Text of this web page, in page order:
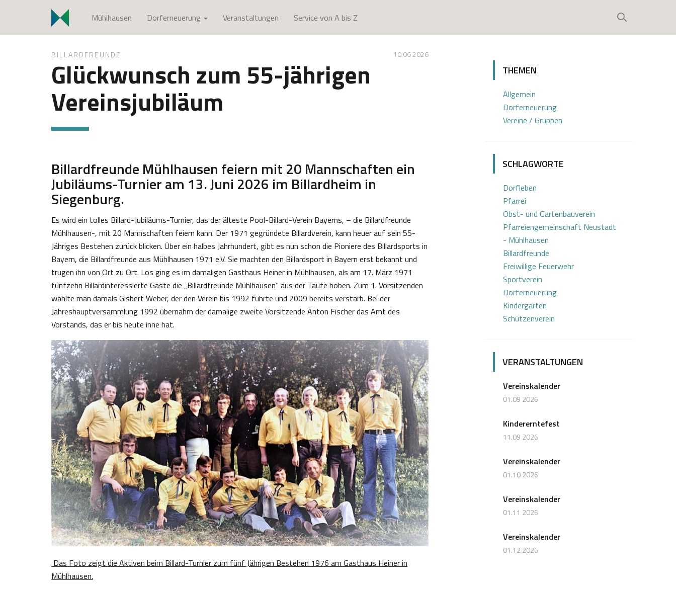
i
Mühlhausen Dorferneuerung Veranstaltungen Service von A bis Z
BILLARDFREUNDE 10.06 2026
Glückwunsch zum 55-jährigen
Vereinsjubiläum
Billardfreunde Mühlhausen feiern mit 20 Mannschaften ein
Jubiläums-Turnier am 13. Juni 2026 im Billardheim in
Siegenburg.
Es wird ein tolles Billard-Jubiläums-Turnier, das der älteste Pool-Billard-Verein Bayerns, – die Billardfreunde
Mühlhausen-, mit 20 Mannschaften feiern kann. Der 1971 gegründete Billardverein, kann heuer auf sein 55-
Jähriges Bestehen zurück blicken. Über ein halbes Jahrhundert, gibt es nun schon die Pioniere des Billardsports in
Bayern, die Billardfreunde aus Mühlhausen 1971 e.V. Sie machten den Billardsport in Bayern erst bekannt und
trugen ihn von Ort zu Ort. Los ging es im damaligen Gasthaus Heiner in Mühlhausen, als am 17. März 1971
fünfzehn Billardinteressierte Gäste die „Billardfreunde Mühlhausen“ aus der Taufe hoben. Zum 1. Vorsitzenden
wählte man damals Gisbert Weber, der den Verein bis 1992 führte und 2009 bereits verstarb. Bei der
Jahreshauptversammlung 1992 übernahm der damalige zweite Vorsitzende Anton Fischer das Amt des
Vorstands, das er bis heute inne hat.
Das Foto zeigt die Aktiven beim Billard-Turnier zum fünf Jährigen Bestehen 1976 am Gasthaus Heiner in
Mühlhausen.
THEMEN
Allgemein
Dorferneuerung
Vereine / Gruppen
SCHLAGWORTE
Dorfleben
Pfarrei
Obst- und Gartenbauverein
Pfarreiengemeinschaft Neustadt
- Mühlhausen
Billardfreunde
Freiwillige Feuerwehr
Sportverein
Dorferneuerung
Kindergarten
Schützenverein
VERANSTALTUNGEN
Vereinskalender
01.09 2026
Kindererntefest
11.09 2026
Vereinskalender
01.10 2026
Vereinskalender
01.11 2026
Vereinskalender
01.12 2026